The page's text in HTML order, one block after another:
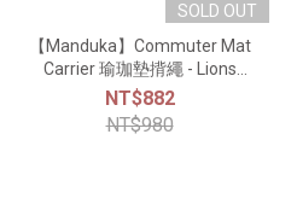
SOLD OUT
【Manduka】Commuter Mat
Carrier 瑜珈墊揹繩 - Lions
Mane
NT$882
NT$980